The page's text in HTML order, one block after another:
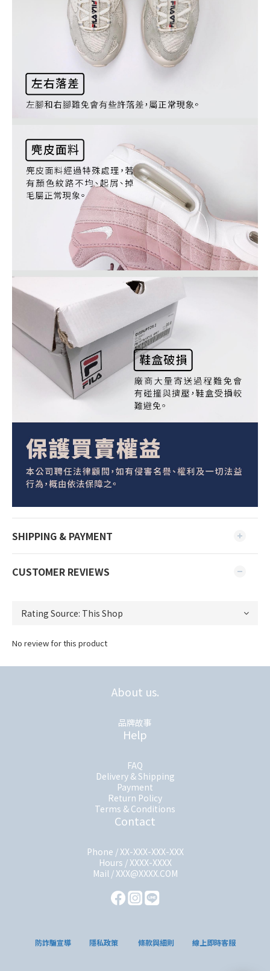
SHIPPING & PAYMENT
CUSTOMER REVIEWS
No review for this product
About us.
品牌故事
Help
FAQ
Delivery & Shipping
Payment
Return Policy
Terms & Conditions
Contact
Phone / XX-XXX-XXX-XXX
Hours / XXXX-XXXX
Mail / XXX@XXXX.COM
防詐騙宣導 隱私政策 條款與細則 線上即時客服